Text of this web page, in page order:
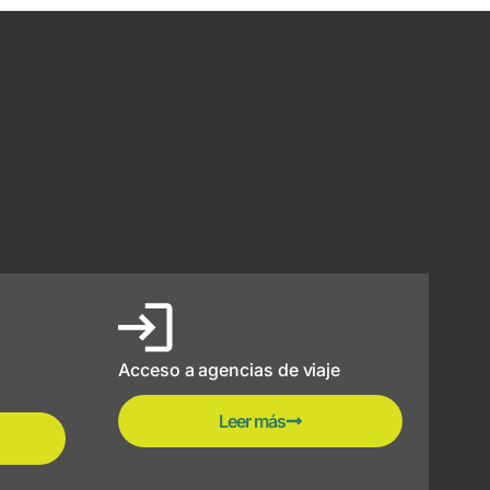
Acceso a agencias de viaje
Leer más